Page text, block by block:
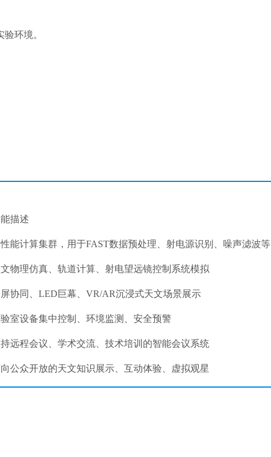
环境。
描述
能计算集群，用于FAST数据预处理、射电源识别、噪声滤波等
物理仿真、轨道计算、射电望远镜控制系统模拟
协同、LED巨幕、VR/AR沉浸式天文场景展示
室设备集中控制、环境监测、安全预警
远程会议、学术交流、技术培训的智能会议系统
公众开放的天文知识展示、互动体验、虚拟观星